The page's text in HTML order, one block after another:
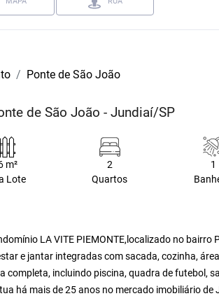
Ponte de São João
de São João - Jundiaí/SP
m²
Lote
2
Quartos
1
LA VITE PIEMONTE,localizado no bairro
e jantar integradas com sacada, cozinha,
completa, incluindo piscina, quadra de futebol,
há mais de 25 anos no mercado imobiliário